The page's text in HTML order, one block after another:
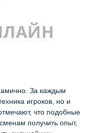
За каждым
игроков, но и
что подобные
получить опыт,